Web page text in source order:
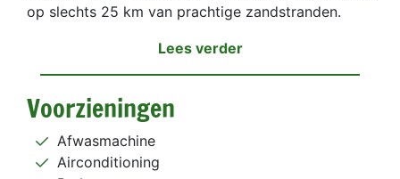
op slechts 25 km van prachtige zandstranden.
Lees verder
Voorzieningen
Afwasmachine
Airconditioning